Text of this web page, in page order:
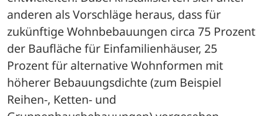
anderen als Vorschläge heraus, dass für
zukünftige Wohnbebauungen circa 75 Prozent
der Baufläche für Einfamilienhäuser, 25
Prozent für alternative Wohnformen mit
höherer Bebauungsdichte (zum Beispiel
Reihen-, Ketten- und